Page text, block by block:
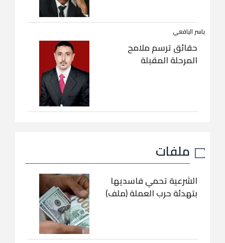
ياسر اليافعي
حقائق ترسم ملامح
المرحلة المقبلة
ملفات
الشرعية تحمي فاسديها
بتهدئة حرب العملة (ملف)